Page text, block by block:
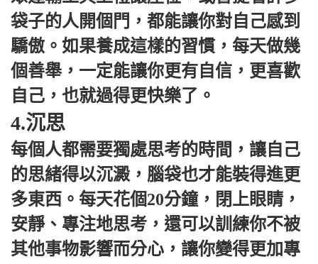
袋子的人開個門，都能讓你對自己感到
驕傲。如果養成這樣的習慣，每天做幾
個善舉，一定能讓你更有自信，更喜歡
自己，也就過得更快樂了。
4.沉思
每個人都需要獨處思考的時間，讓自己
的思緒得以沉澱，腦袋也才能裝得進更
多東西。每天花個20分鐘，閉上眼睛，
安靜、專注地思考，還可以訓練你不被
其他事物影響而分心，讓你變得更加專